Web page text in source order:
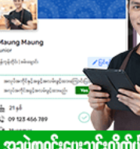
–
(၆) လမ်းနှင့် ပိတောက်လမ်းထော
ယ်၊ ရန်ကုန်မြို့။
သက်တမ်းကုန်သွားပါပြီ